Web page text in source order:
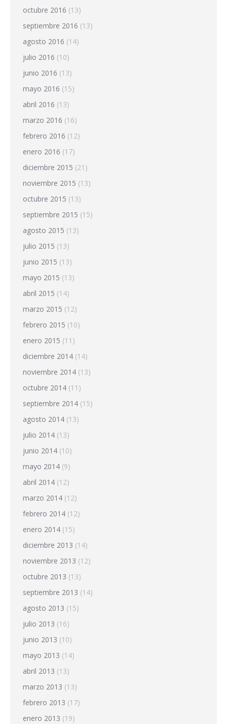
octubre 2016 (13)
septiembre 2016 (13)
agosto 2016 (14)
julio 2016 (10)
junio 2016 (13)
mayo 2016 (15)
abril 2016 (13)
marzo 2016 (16)
febrero 2016 (12)
enero 2016 (17)
diciembre 2015 (21)
noviembre 2015 (13)
octubre 2015 (13)
septiembre 2015 (15)
agosto 2015 (13)
julio 2015 (13)
junio 2015 (13)
mayo 2015 (13)
abril 2015 (14)
marzo 2015 (12)
febrero 2015 (10)
enero 2015 (11)
diciembre 2014 (14)
noviembre 2014 (13)
octubre 2014 (11)
septiembre 2014 (15)
agosto 2014 (13)
julio 2014 (13)
junio 2014 (10)
mayo 2014 (9)
abril 2014 (12)
marzo 2014 (12)
febrero 2014 (12)
enero 2014 (15)
diciembre 2013 (14)
noviembre 2013 (12)
octubre 2013 (13)
septiembre 2013 (14)
agosto 2013 (15)
julio 2013 (16)
junio 2013 (10)
mayo 2013 (14)
abril 2013 (13)
marzo 2013 (13)
febrero 2013 (17)
enero 2013 (19)